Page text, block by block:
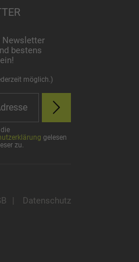
Newsletter
bestens
möglich.)
gelesen
zu.
Datenschutz